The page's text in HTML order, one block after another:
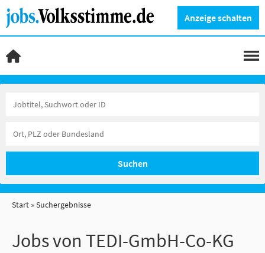
Anzeige schalten
Suchen
Start Suchergebnisse
Jobs von TEDI-GmbH-Co-KG